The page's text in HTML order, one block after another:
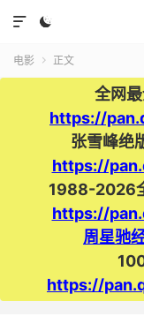


电影  正文
全网
https://
张雪峰绝
https://
1988-2026
https://
周星驰
https://